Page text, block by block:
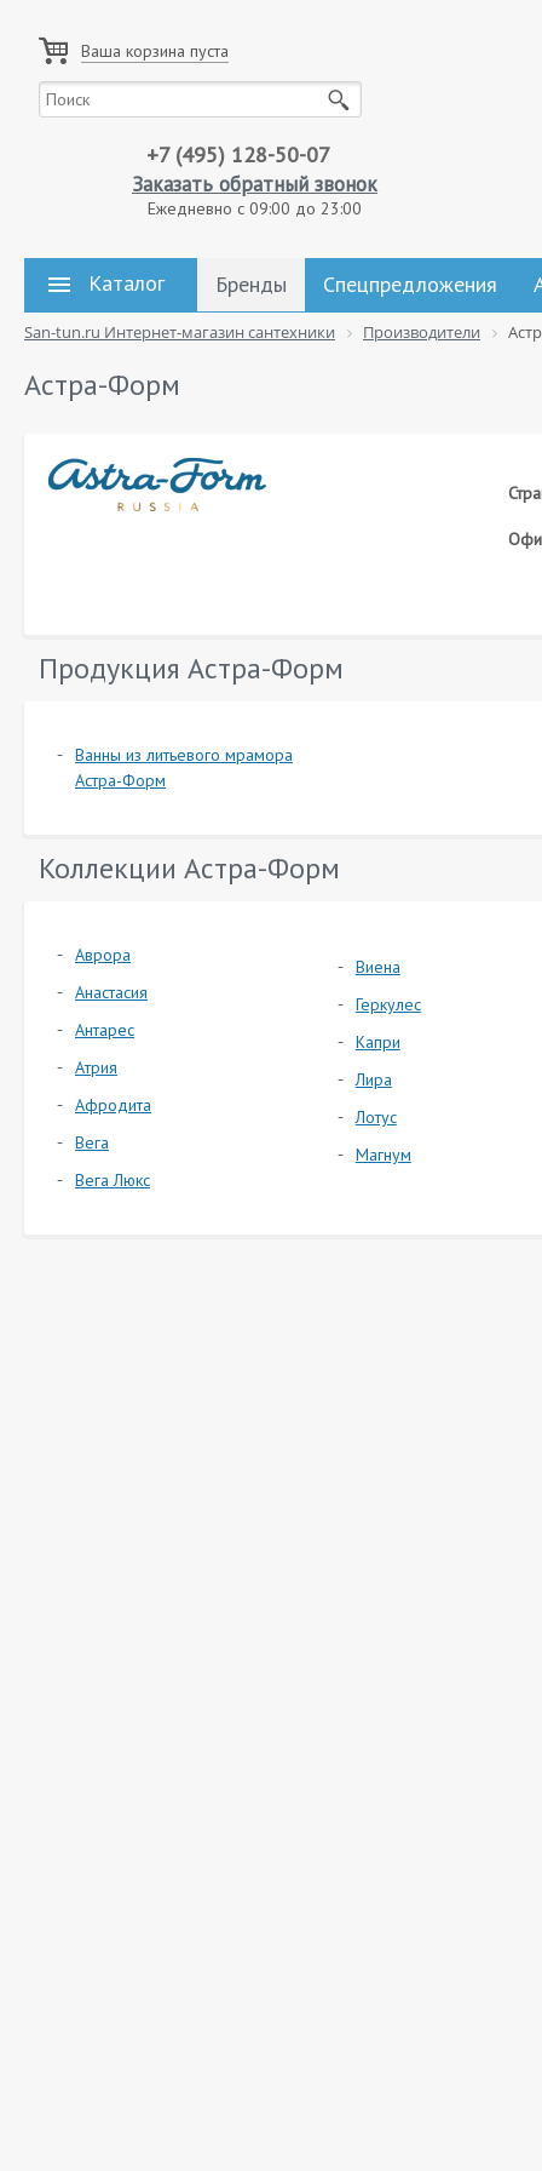
Ваша корзина пуста
+7 (495) 128-50-07
Заказать обратный звонок
Ежедневно с 09:00 до 23:00
Каталог Бренды Спецпредложения
San-tun.ru Интернет-магазин сантехники Производители
Астра-Форм
Продукция Астра-Форм
Ванны из литьевого мрамора
Астра-Форм
Коллекции Астра-Форм
Аврора
Анастасия
Антарес
Атрия
Афродита
Вега
Вега Люкс
Виена
Геркулес
Капри
Лира
Лотус
Магнум